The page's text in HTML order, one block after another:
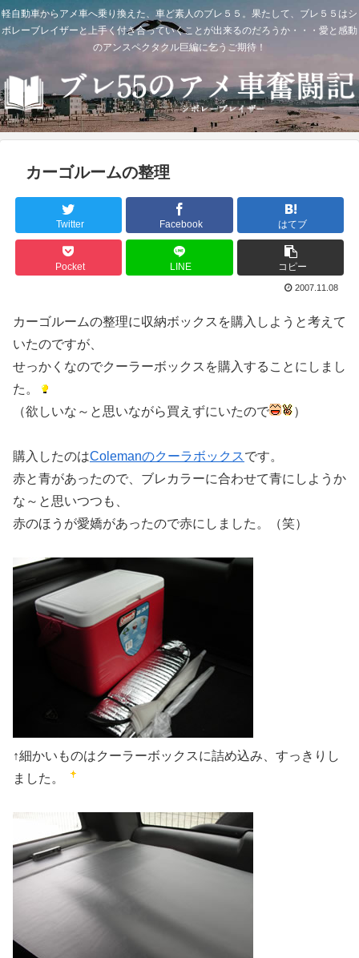
軽自動車からアメ車へ乗り換えた、車ど素人のブレ５５。果たして、ブレ５５はシ
ボレーブレイザーと上手く付き合っていくことが出来るのだろうか・・・愛と感動
のアンスペクタクル巨編に乞うご期待！
カーゴルームの整理
Twitter Facebook はてブ
Pocket LINE コピー
2007.11.08
カーゴルームの整理に収納ボックスを購入しようと考えて
いたのですが、
せっかくなのでクーラーボックスを購入することにしまし
た。
（欲しいな～と思いながら買えずにいたので
）
購入したのはColemanのクーラボックスです。
赤と青があったので、ブレカラーに合わせて青にしようか
な～と思いつつも、
赤のほうが愛嬌があったので赤にしました。（笑）
↑細かいものはクーラーボックスに詰め込み、すっきりし
ました。